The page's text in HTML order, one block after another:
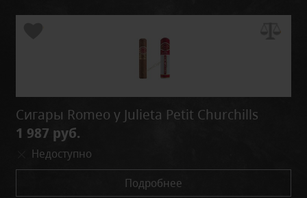
Сигары Romeo y Julieta Petit Churchills
1 987 руб.
Недоступно
Подробнее